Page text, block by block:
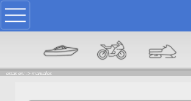
estas en: -> manuales